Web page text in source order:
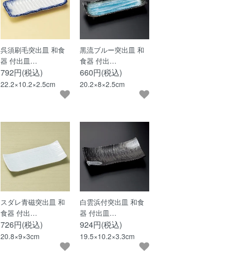
呉須刷毛突出皿 和食
器 付出皿…
792円(税込)
22.2×10.2×2.5cm
黒流ブルー突出皿 和
食器 付出…
660円(税込)
20.2×8×2.5cm
スダレ青磁突出皿 和
食器 付出…
726円(税込)
20.8×9×3cm
白雲浜付突出皿 和食
器 付出皿…
924円(税込)
19.5×10.2×3.3cm